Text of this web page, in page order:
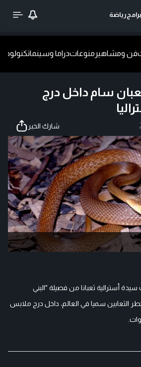
برامج رياضة
فن ومشاهير منوعاتدراما وسينماتكنولوجيا
سام داخل درج
شارك الخبر
أسترالية ثعبانا من فصيلة "البني
الثعابين سميا في العالم، داخل درج ملابس